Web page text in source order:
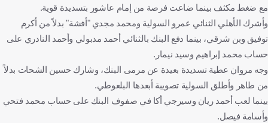
مع ضغط مكثف بينما ضاعت فرصة من إمام عاشور بتسديدة قوية.
وأشرك الأهلي الثنائي عمرو السولية ومحمد مجدي "أفشة" بدلاً من أكرم
توفيق وبن شرقي، بينما دفع البنك بالثنائي أحمد مدبولي وأحمد النادري على
حساب محمد إبراهيم وسيد نيمار.
وجه مروان عطية تسديدة بعيدة عن مرمى البنك، وشارك حسين الشحات بدلاً
من طاهر وأطلق السولية تصويبة أبعدها البلعوطي.
بينما لعب أحمد ريان وسيرجي أكا في صفوف البنك على حساب محمد فتحي
وأسامة فيصل.